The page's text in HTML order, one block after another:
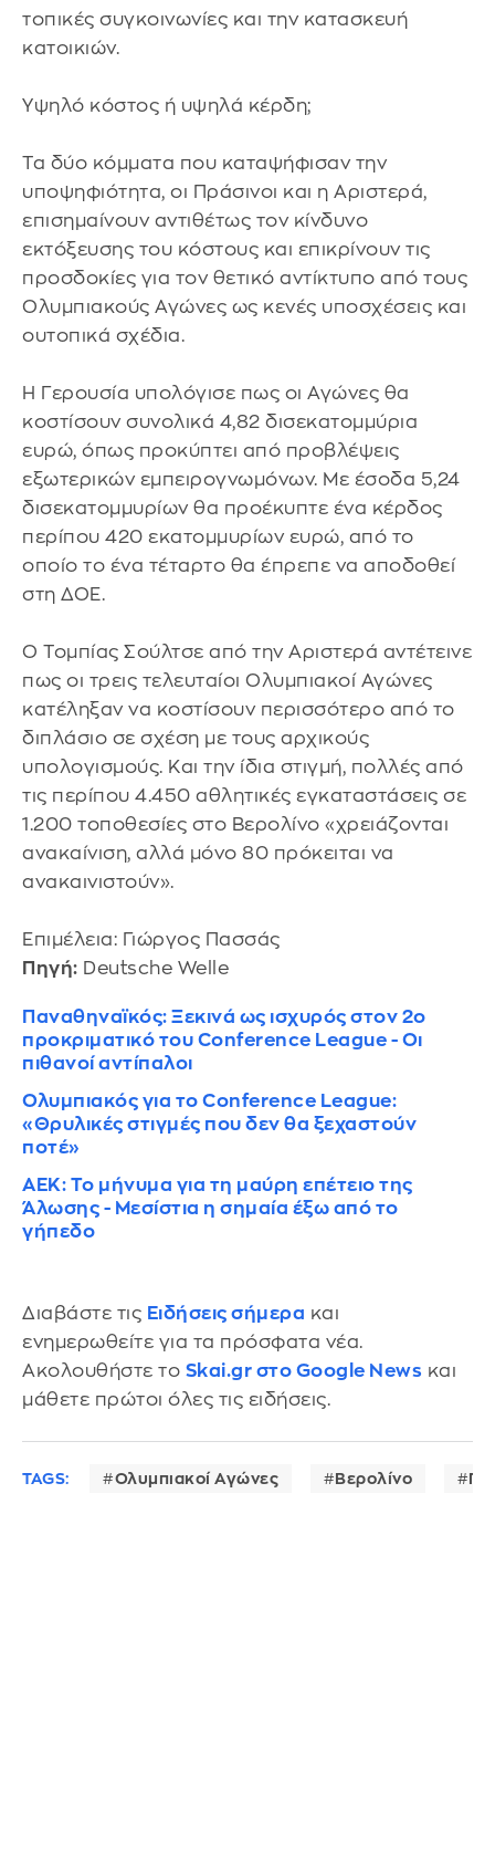
τοπικές συγκοινωνίες και την κατασκευή
κατοικιών.
Υψηλό κόστος ή υψηλά κέρδη;
Τα δύο κόμματα που καταψήφισαν την
υποψηφιότητα, οι Πράσινοι και η Αριστερά,
επισημαίνουν αντιθέτως τον κίνδυνο
εκτόξευσης του κόστους και επικρίνουν τις
προσδοκίες για τον θετικό αντίκτυπο από τους
Ολυμπιακούς Αγώνες ως κενές υποσχέσεις και
ουτοπικά σχέδια.
Η Γερουσία υπολόγισε πως οι Αγώνες θα
κοστίσουν συνολικά 4,82 δισεκατομμύρια
ευρώ, όπως προκύπτει από προβλέψεις
εξωτερικών εμπειρογνωμόνων. Με έσοδα 5,24
δισεκατομμυρίων θα προέκυπτε ένα κέρδος
περίπου 420 εκατομμυρίων ευρώ, από το
οποίο το ένα τέταρτο θα έπρεπε να αποδοθεί
στη ΔΟΕ.
Ο Τομπίας Σούλτσε από την Αριστερά αντέτεινε
πως οι τρεις τελευταίοι Ολυμπιακοί Αγώνες
κατέληξαν να κοστίσουν περισσότερο από το
διπλάσιο σε σχέση με τους αρχικούς
υπολογισμούς. Και την ίδια στιγμή, πολλές από
τις περίπου 4.450 αθλητικές εγκαταστάσεις σε
1.200 τοποθεσίες στο Βερολίνο «χρειάζονται
ανακαίνιση, αλλά μόνο 80 πρόκειται να
ανακαινιστούν».
Επιμέλεια: Γιώργος Πασσάς
Πηγή: Deutsche Welle
Παναθηναϊκός: Ξεκινά ως ισχυρός στον 2ο
προκριματικό του Conference League - Oι
πιθανοί αντίπαλοι
Ολυμπιακός για το Conference League:
«Θρυλικές στιγμές που δεν θα ξεχαστούν
ποτέ»
ΑΕΚ: Το μήνυμα για τη μαύρη επέτειο της
Άλωσης - Μεσίστια η σημαία έξω από το
γήπεδο
Διαβάστε τις Ειδήσεις σήμερα και
ενημερωθείτε για τα πρόσφατα νέα.
Ακολουθήστε το Skai.gr στο Google News και
μάθετε πρώτοι όλες τις ειδήσεις.
TAGS: Ολυμπιακοί Αγώνες Βερολίνο